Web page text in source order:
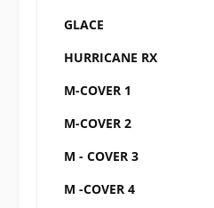
GLACE
HURRICANE RX
M-COVER 1
M-COVER 2
M - COVER 3
M -COVER 4